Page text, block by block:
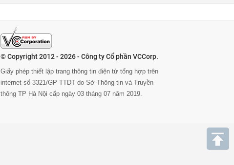
© Copyright 2012 - 2026 - Công ty Cổ phần VCCorp.
Giấy phép thiết lập trang thông tin điện tử tổng hợp trên
internet số 3321/GP-TTĐT do Sở Thông tin và Truyền
thông TP Hà Nội cấp ngày 03 tháng 07 năm 2019.